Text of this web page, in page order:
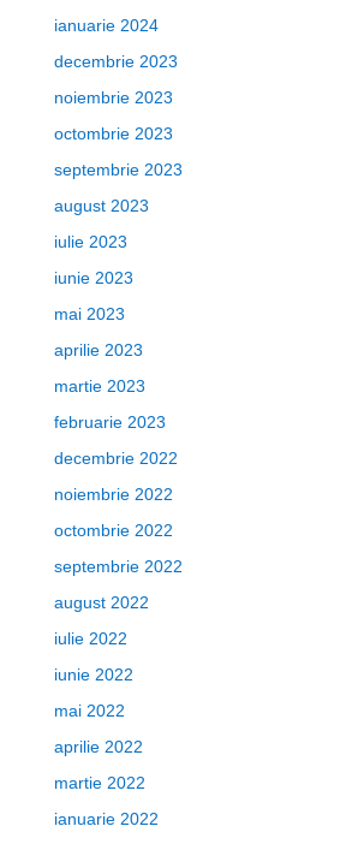
ianuarie 2024
decembrie 2023
noiembrie 2023
octombrie 2023
septembrie 2023
august 2023
iulie 2023
iunie 2023
mai 2023
aprilie 2023
martie 2023
februarie 2023
decembrie 2022
noiembrie 2022
octombrie 2022
septembrie 2022
august 2022
iulie 2022
iunie 2022
mai 2022
aprilie 2022
martie 2022
ianuarie 2022